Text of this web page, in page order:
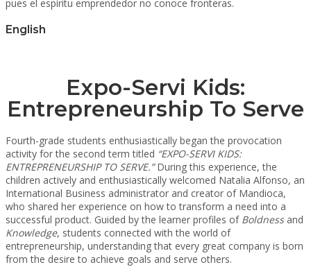
pues el espíritu emprendedor no conoce fronteras.
English
Expo-Servi Kids:
Entrepreneurship To Serve
Fourth-grade students enthusiastically began the provocation
activity for the second term titled “EXPO-SERVI KIDS:
ENTREPRENEURSHIP TO SERVE.”During this experience, the
children actively and enthusiastically welcomed Natalia Alfonso, an
International Business administrator and creator of Mandioca,
who shared her experience on how to transform a need into a
successful product. Guided by the learner profiles of Boldnessand
Knowledge, students connected with the world of
entrepreneurship, understanding that every great company is born
from the desire to achieve goals and serve others.